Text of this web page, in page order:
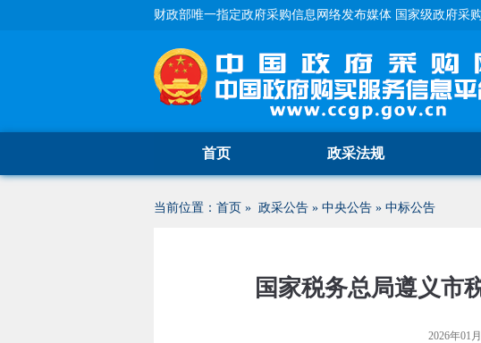
财政部唯一指定政府采购信息网络发布媒体 国家级政府采
首页 政采法规
当前位置： 首页 » 政采公告 » 中央公告 » 中标公告
国家税务总局遵义市
2026年01